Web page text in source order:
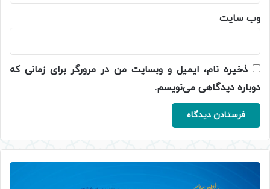
وب‌ سایت
ذخیره نام، ایمیل و وبسایت من در مرورگر برای زمانی که
دوباره دیدگاهی می‌نویسم.